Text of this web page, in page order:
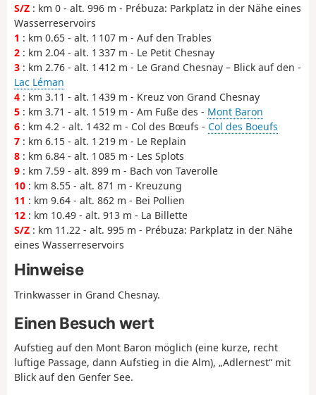
S/Z : km 0 - alt. 996 m - Prébuza: Parkplatz in der Nähe eines
Wasserreservoirs
1 : km 0.65 - alt. 1 107 m - Auf den Trables
2 : km 2.04 - alt. 1 337 m - Le Petit Chesnay
3 : km 2.76 - alt. 1 412 m - Le Grand Chesnay – Blick auf den -
Lac Léman
4 : km 3.11 - alt. 1 439 m - Kreuz von Grand Chesnay
5 : km 3.71 - alt. 1 519 m - Am Fuße des - Mont Baron
6 : km 4.2 - alt. 1 432 m - Col des Bœufs - Col des Boeufs
7 : km 6.15 - alt. 1 219 m - Le Replain
8 : km 6.84 - alt. 1 085 m - Les Splots
9 : km 7.59 - alt. 899 m - Bach von Taverolle
10 : km 8.55 - alt. 871 m - Kreuzung
11 : km 9.64 - alt. 862 m - Bei Pollien
12 : km 10.49 - alt. 913 m - La Billette
S/Z : km 11.22 - alt. 995 m - Prébuza: Parkplatz in der Nähe
eines Wasserreservoirs
Hinweise
Trinkwasser in Grand Chesnay.
Einen Besuch wert
Aufstieg auf den Mont Baron möglich (eine kurze, recht
luftige Passage, dann Aufstieg in die Alm), „Adlernest“ mit
Blick auf den Genfer See.